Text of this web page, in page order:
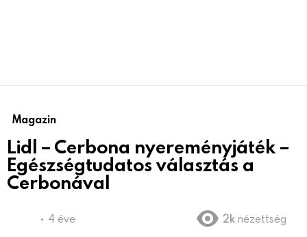
Magazin
Lidl – Cerbona nyereményjáték –
Egészségtudatos választás a
Cerbonával
4 éve 2k nézettség